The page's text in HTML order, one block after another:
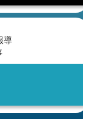
導